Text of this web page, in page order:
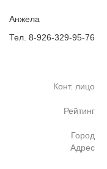
Анжела
Тел. 8-926-329-95-76
Конт. лицо
Рейтинг
Город
Адрес